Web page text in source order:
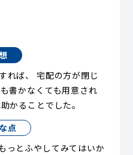
れば、 宅配の方が閉じ
書かなくても用意され
かることでした。
点
っとふやしてみてはいか